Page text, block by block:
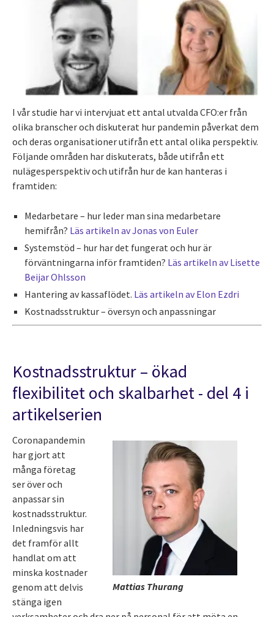
I vår studie har vi intervjuat ett antal utvalda CFO:er från
olika branscher och diskuterat hur pandemin påverkat dem
och deras organisationer utifrån ett antal olika perspektiv.
Följande områden har diskuterats, både utifrån ett
nulägesperspektiv och utifrån hur de kan hanteras i
framtiden:
Medarbetare – hur leder man sina medarbetare
hemifrån? Läs artikeln av Jonas von Euler
Systemstöd – hur har det fungerat och hur är
förväntningarna inför framtiden? Läs artikeln av Lisette
Beijar Ohlsson
Hantering av kassaflödet. Läs artikeln av Elon Ezdri
Kostnadsstruktur – översyn och anpassningar
Kostnadsstruktur – ökad
flexibilitet och skalbarhet - del 4 i
artikelserien
Mattias Thurang
Coronapandemin
har gjort att
många företag
ser över och
anpassar sin
kostnadsstruktur.
Inledningsvis har
det framför allt
handlat om att
minska kostnader
genom att delvis
stänga igen